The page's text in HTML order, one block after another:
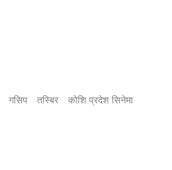
गसिप तस्बिर कोशि प्रदेश सिनेमा